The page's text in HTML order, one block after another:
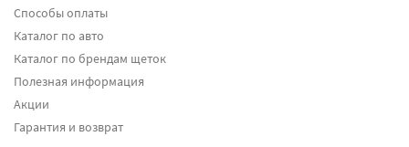
Передние дворники
Подробнее
Способы оплаты
Каталог по авто
Каталог по брендам щеток
Полезная информация
Акции
Гарантия и возврат